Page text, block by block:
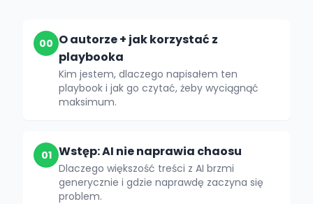
00 O autorze + jak korzystać z
playbooka
Kim jestem, dlaczego napisałem ten
playbook i jak go czytać, żeby wyciągnąć
maksimum.
01 Wstęp: AI nie naprawia chaosu
Dlaczego większość treści z AI brzmi
generycznie i gdzie naprawdę zaczyna się
problem.